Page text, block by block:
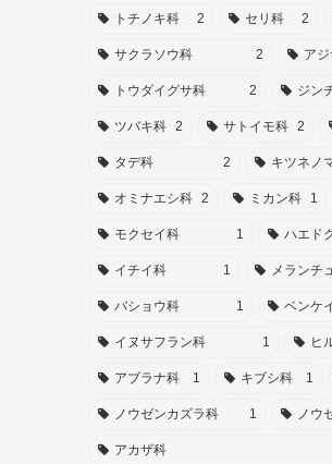
トチノキ科 2 セリ科 2
サクラソウ科 2 ア
トウダイグサ科 2 ジン
ツバキ科 2 サトイモ科 2
タデ科 2 キツネノ
オミナエシ科 2 ミカン科 1
モクセイ科 1 ハエド
イチイ科 1 メランチ
バショウ科 1 ベンケ
イヌサフラン科 1 ヒ
アブラナ科 1 キブシ科 1
ノウゼンカズラ科 1 ノウ
アカザ科